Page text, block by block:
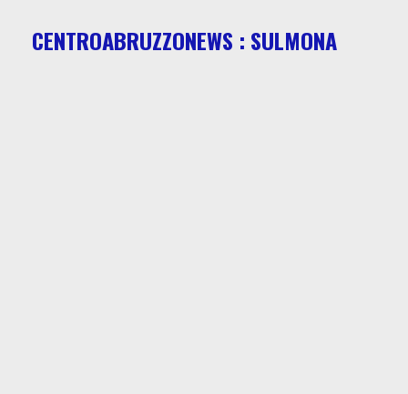
CENTROABRUZZONEWS : SULMONA